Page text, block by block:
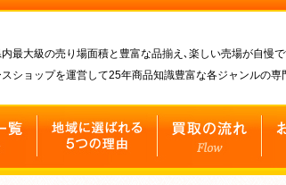
最大級の売り場面積と豊富な品揃え､楽しい売場が自慢
スショップを運営して25年商品知識豊富な各ジャンルの